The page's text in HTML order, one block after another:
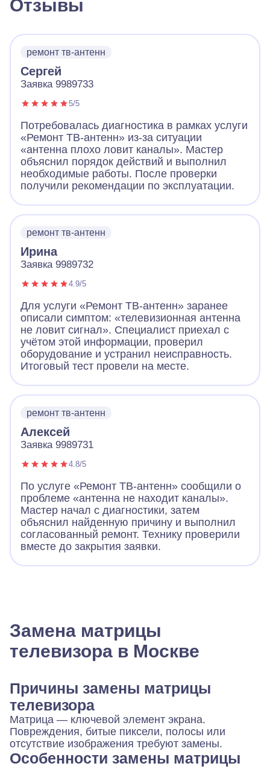
Отзывы
ремонт тв-антенн
Сергей
Заявка 9989733
5/5
Потребовалась диагностика в рамках услуги
«Ремонт ТВ-антенн» из-за ситуации
«антенна плохо ловит каналы». Мастер
объяснил порядок действий и выполнил
необходимые работы. После проверки
получили рекомендации по эксплуатации.
ремонт тв-антенн
Ирина
Заявка 9989732
4.9/5
Для услуги «Ремонт ТВ-антенн» заранее
описали симптом: «телевизионная антенна
не ловит сигнал». Специалист приехал с
учётом этой информации, проверил
оборудование и устранил неисправность.
Итоговый тест провели на месте.
ремонт тв-антенн
Алексей
Заявка 9989731
4.8/5
По услуге «Ремонт ТВ-антенн» сообщили о
проблеме «антенна не находит каналы».
Мастер начал с диагностики, затем
объяснил найденную причину и выполнил
согласованный ремонт. Технику проверили
вместе до закрытия заявки.
Замена матрицы
телевизора в Москве
Причины замены матрицы
телевизора
Матрица — ключевой элемент экрана.
Повреждения, битые пиксели, полосы или
отсутствие изображения требуют замены.
Особенности замены матрицы